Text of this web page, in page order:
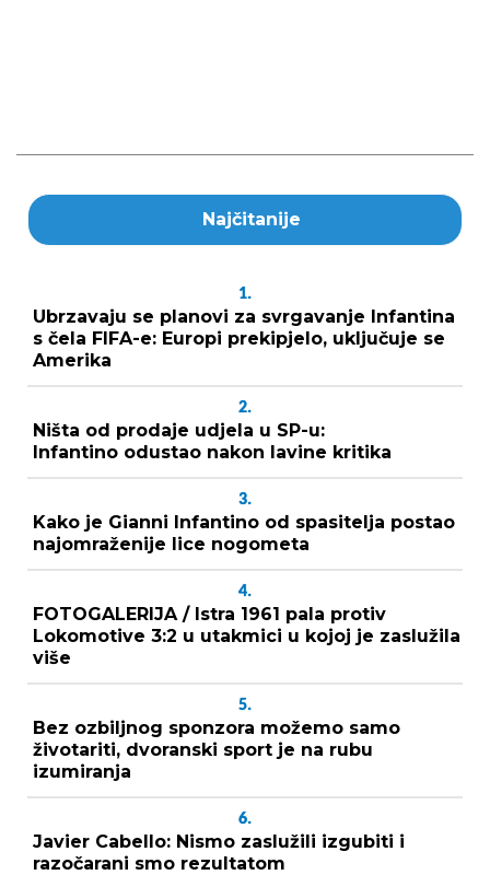
Najčitanije
1.
Ubrzavaju se planovi za svrgavanje Infantina
s čela FIFA-e: Europi prekipjelo, uključuje se
Amerika
2.
Ništa od prodaje udjela u SP-u:
Infantino odustao nakon lavine kritika
3.
Kako je Gianni Infantino od spasitelja postao
najomraženije lice nogometa
4.
FOTOGALERIJA / Istra 1961 pala protiv
Lokomotive 3:2 u utakmici u kojoj je zaslužila
više
5.
Bez ozbiljnog sponzora možemo samo
životariti, dvoranski sport je na rubu
izumiranja
6.
Javier Cabello: Nismo zaslužili izgubiti i
razočarani smo rezultatom